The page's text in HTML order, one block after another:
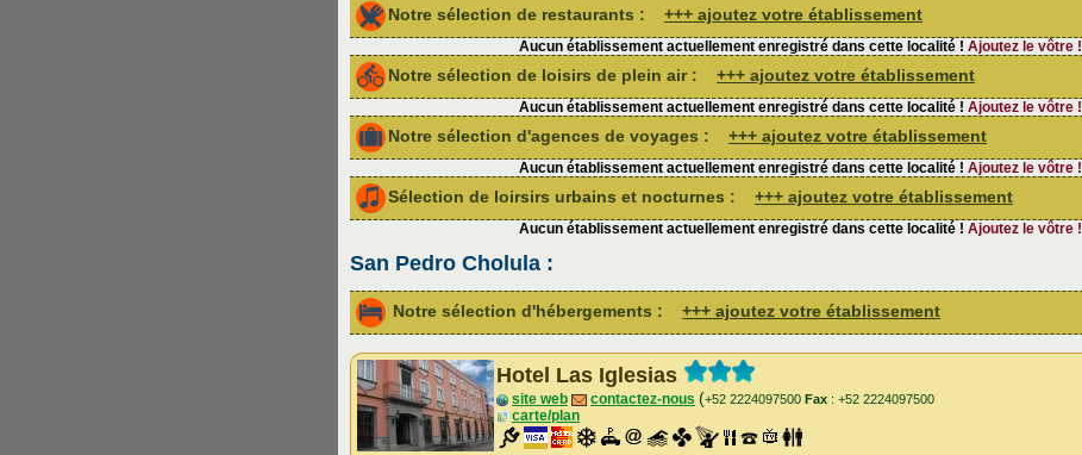
Notre sélection de restaurants : +++ ajoutez votre établissement
Aucun établissement actuellement enregistré dans cette localité ! Ajoutez le vôtre !
Notre sélection de loisirs de plein air : +++ ajoutez votre établissement
Aucun établissement actuellement enregistré dans cette localité ! Ajoutez le vôtre !
Notre sélection d'agences de voyages : +++ ajoutez votre établissement
Aucun établissement actuellement enregistré dans cette localité ! Ajoutez le vôtre !
Sélection de loirsirs urbains et nocturnes : +++ ajoutez votre établissement
Aucun établissement actuellement enregistré dans cette localité ! Ajoutez le vôtre !
San Pedro Cholula :
Notre sélection d'hébergements : +++ ajoutez votre établissement
Hotel Las Iglesias
site web contactez-nous (+52 2224097500 Fax : +52 2224097500
carte/plan